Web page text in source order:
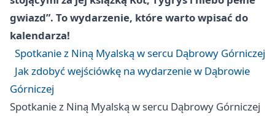
gwiazd”. To wydarzenie, które warto wpisać do
kalendarza!
Spotkanie z Niną Myalską w sercu Dąbrowy Górniczej
Jak zdobyć wejściówkę na wydarzenie w Dąbrowie
Górniczej
Spotkanie z Niną Myalską w sercu Dąbrowy Górniczej